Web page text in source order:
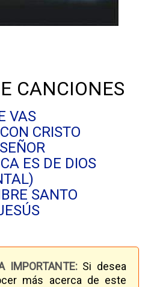
CANCIONES
VAS
CRISTO
ES DE DIOS
SANTO
IMPORTANTE: Si desea
más acerca de este